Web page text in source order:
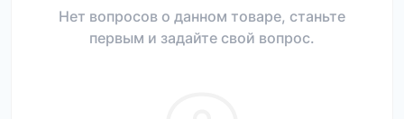
Нет вопросов о данном товаре, станьте
первым и задайте свой вопрос.